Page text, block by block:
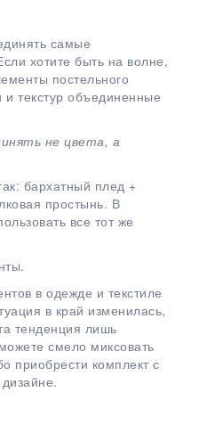
самые
хотите быть на волне,
постельного
и текстур объединенные
не цвета, а
бархатный плед +
простынь. В
все тот же
в одежде и текстиле
в край изменилась,
тенденция лишь
смело миксовать
приобрести комплект с